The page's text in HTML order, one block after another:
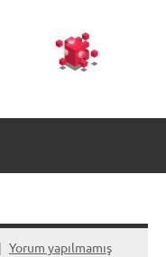
Yorum yapılmamış